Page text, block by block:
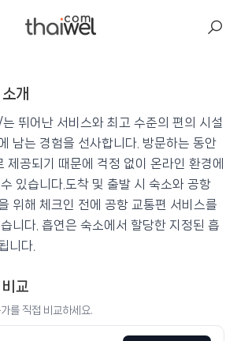
스
예약하기
개
뛰어난 서비스와 최고 수준의 편의 시설
남는 경험을 선사합니다. 방문하는 동안
공되기 때문에 걱정 없이 온라인 환경에
있습니다.도착 및 출발 시 숙소와 공항
위해 체크인 전에 공항 교통편 서비스를
니다. 흡연은 숙소에서 할당한 지정된 흡
니다.
교
를 직접 비교하세요.